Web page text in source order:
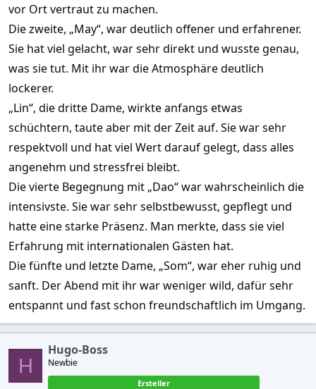
vor Ort vertraut zu machen.
Die zweite, „May“, war deutlich offener und erfahrener.
Sie hat viel gelacht, war sehr direkt und wusste genau,
was sie tut. Mit ihr war die Atmosphäre deutlich
lockerer.
„Lin“, die dritte Dame, wirkte anfangs etwas
schüchtern, taute aber mit der Zeit auf. Sie war sehr
respektvoll und hat viel Wert darauf gelegt, dass alles
angenehm und stressfrei bleibt.
Die vierte Begegnung mit „Dao“ war wahrscheinlich die
intensivste. Sie war sehr selbstbewusst, gepflegt und
hatte eine starke Präsenz. Man merkte, dass sie viel
Erfahrung mit internationalen Gästen hat.
Die fünfte und letzte Dame, „Som“, war eher ruhig und
sanft. Der Abend mit ihr war weniger wild, dafür sehr
entspannt und fast schon freundschaftlich im Umgang.
H
Hugo-Boss
Newbie
Ersteller